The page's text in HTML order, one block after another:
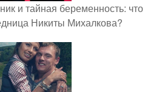
и тайная беременность: что
Никиты Михалкова?